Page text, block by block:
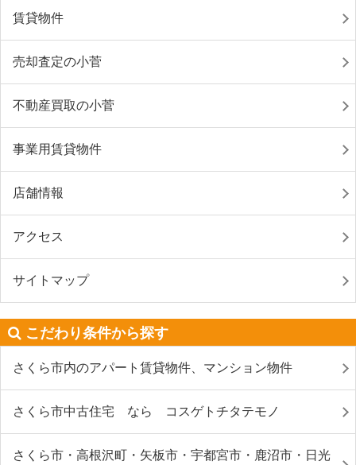
賃貸物件
売却査定の小菅
不動産買取の小菅
事業用賃貸物件
店舗情報
アクセス
サイトマップ
こだわり条件から探す
さくら市内のアパート賃貸物件、マンション物件
さくら市中古住宅 なら コスゲトチタテモノ
さくら市・高根沢町・矢板市・宇都宮市・鹿沼市・日光